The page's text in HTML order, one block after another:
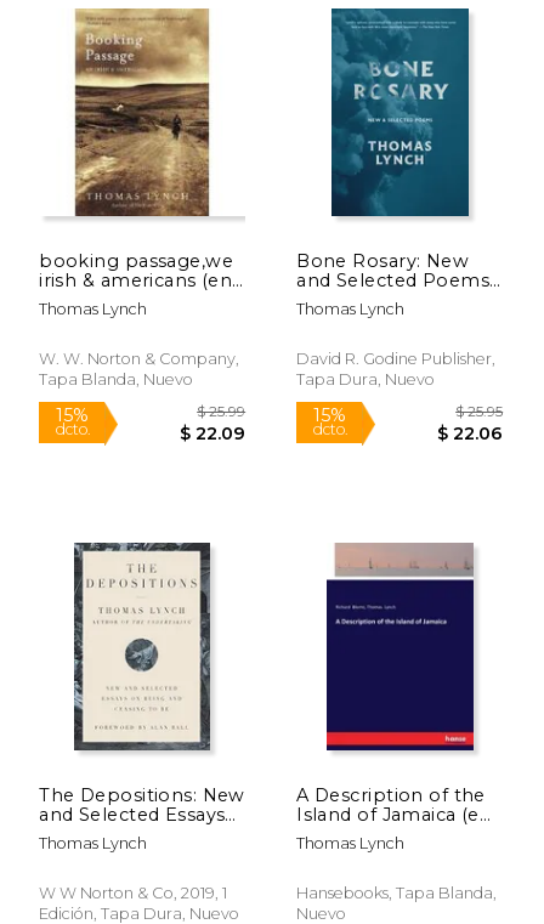
booking passage,we
irish & americans (en
Inglés)
Thomas Lynch
W. W. Norton & Company,
Tapa Blanda, Nuevo
Bone Rosary: New
and Selected Poems
(en Inglés)
Thomas Lynch
David R. Godine Publisher,
Tapa Dura, Nuevo
The Depositions: New
and Selected Essays
on Being and Ceasing
to be (en Inglés)
Thomas Lynch
W W Norton & Co, 2019, 1
Edición, Tapa Dura, Nuevo
A Description of the
Island of Jamaica (en
Inglés)
Thomas Lynch
Hansebooks, Tapa Blanda,
Nuevo